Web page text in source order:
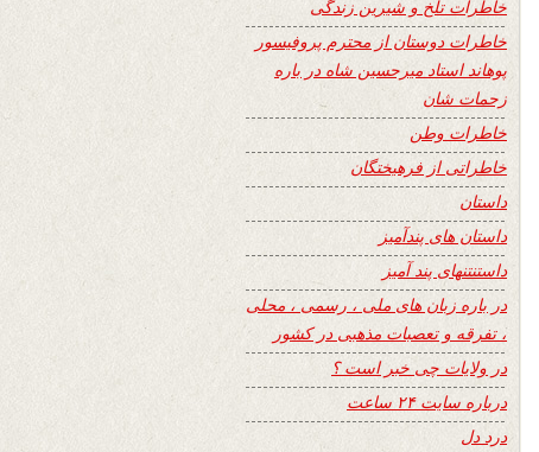
خاطرات تلخ و شیرین زندگی
خاطرات دوستان از محترم پروفیسور
پوهاند استاد میرحسین شاه در باره
زحمات شان
خاطرات وطن
خاطراتی از فرهیختگان
داستان
داستان های پندآمیز
داستنتنهای پند آمیز
در باره زبان های ملی ، رسمی ، محلی
، تفرقه و تعصبات مذهبی در کشور
در ولایات چی خبر است ؟
درباره سایت ۲۴ ساعت
درد دل